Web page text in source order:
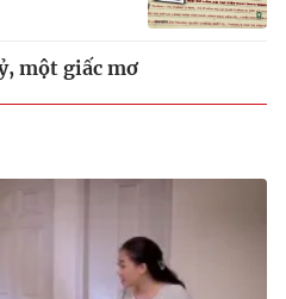
một giấc mơ